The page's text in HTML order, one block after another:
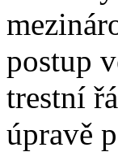
postup
trestní
úpravě